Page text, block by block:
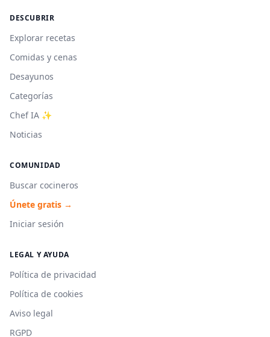
DESCUBRIR
Explorar recetas
Comidas y cenas
Desayunos
Categorías
Chef IA ✨
Noticias
COMUNIDAD
Buscar cocineros
Únete gratis →
Iniciar sesión
LEGAL Y AYUDA
Política de privacidad
Política de cookies
Aviso legal
RGPD